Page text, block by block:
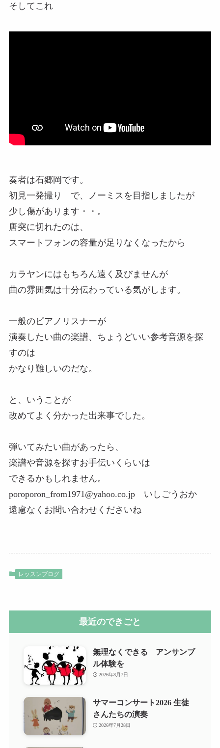
そしてこれ
奏者は石郷岡です。
初見一発撮り で、ノーミスを目指しましたが
少し傷があります・・。
唐突に切れたのは、
スマートフォンの容量が足りなくなったから
カラヤンにはもちろん遠く及びませんが
曲の雰囲気は十分伝わっている気がします。
一般のピアノリスナーが
演奏したい曲の楽譜、ちょうどいい参考音源を探
すのは
かなり難しいのだな。
と、いうことが
改めてよく分かった出来事でした。
弾いてみたい曲があったら、
楽譜や音源を探すお手伝いくらいは
できるかもしれません。
poroporon_from1971@yahoo.co.jp いしごうおか
遠慮なくお問い合わせくださいね
レッスンブログ
最近のできごと
無理なくできる アンサンブ
ル体験を
2026年8月7日
サマーコンサート2026 生徒
さんたちの演奏
2026年7月28日